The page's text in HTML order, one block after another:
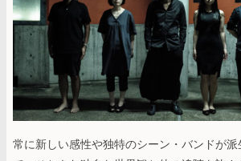
常に新しい感性や独特のシーン・バンドが